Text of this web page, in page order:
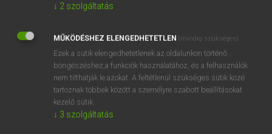
ONLINE NYELVVIZSGA
EGYÉNI FELHASZNÁLÓKNAK
TANULÓKNAK
OKTATÁSI INTÉZMÉNYEKNEK
VÁLLALATI MEGOLDÁSOK
↓ 2 szolgáltatás
MŰKÖDÉSHEZ ELENGEDHETETLEN (mindig szükséges)
Ezek a sütik elengedhetetlenek az oldalunkon történő
böngészéshez,a funkciók használatához, és a felhasználók
nem tilthatják le azokat. A feltétlenül szükséges sütik közé
tartoznak többek között a személyre szabott beállításokat
kezelő sütik.
↓ 3 szolgáltatás